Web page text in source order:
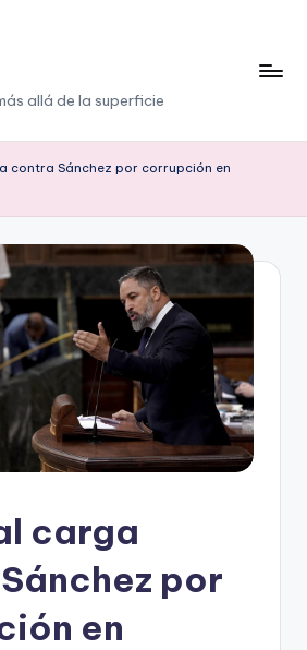
allá de la superficie
contra Sánchez por corrupción en
carga
por
en